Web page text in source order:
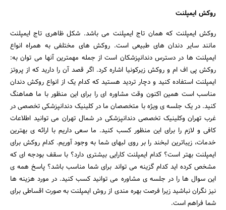
روکش ایمپلنت
روکش ایمپلنت که همان تاج ایمپلنت می باشد. شکل ظاهری تاج ایمپلنت
مانند سایر دندان های طبیعی است. روکش های مختلفی به همراه انواع
ایمپلنت ها در دسترس دندانپزشکان است از جمله مهمترین آنها می توان به:
روکش پی اف ام و روکش زیرکونیا اشاره کرد. اگر قصد آن را دارید که از پروتز
ایمپلنت استفاده کنید و دچار تردید هستید که کدام یک از انواع روکش دندان
مناسب است همین اکنون وقت مشاوره ای را برای این منظور با ما هماهنگ
کنید. در یک جلسه ی ویژه با متخصصان ما در کلینیک دندانپزشکی تخصصی در
غرب تهران وکلینیک تخصصی دندانپزشکی در شمال تهران می توانید اطلاعات
کافی و لازم را برای این منظور کسب کنید. ما سعی داریم با ارائه ی بهترین
خدمات، زیباترین لبخند را بر روی لبهای شما به وجود آوریم. کدام روکش برای
ایمپلنت بهتر است؟ کدام ایمپلنت کارایی بیشتری دارد؟ با سقف بودجه ای که
مشخص کرده اید کدام گزینه می تواند برای شما مناسب باشد؟ پاسخ همه ی
این سوال ها را در جلسه ی مشاوره می توانید کسب کنید. در مورد هزینه ها
نیز نگران نباشید زیرا فرصت بهره مندی از روش ایمپلنت به صورت اقساطی برای
شما فراهم است.